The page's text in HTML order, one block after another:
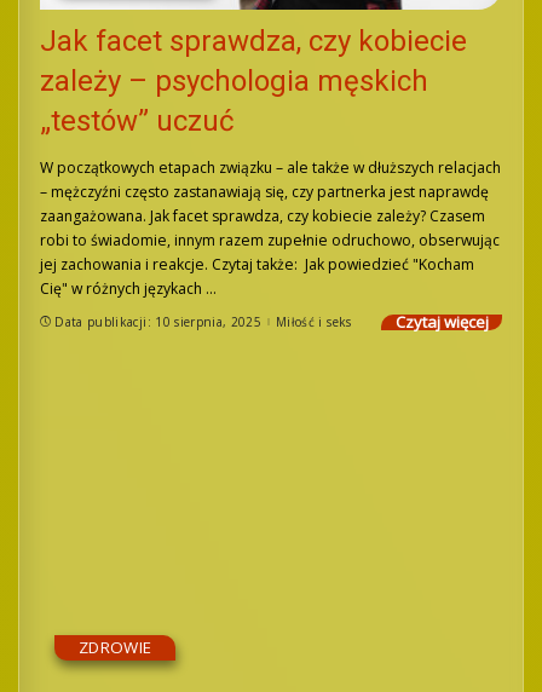
Jak facet sprawdza, czy kobiecie
zależy – psychologia męskich
„testów” uczuć
W początkowych etapach związku – ale także w dłuższych relacjach
– mężczyźni często zastanawiają się, czy partnerka jest naprawdę
zaangażowana. Jak facet sprawdza, czy kobiecie zależy? Czasem
robi to świadomie, innym razem zupełnie odruchowo, obserwując
jej zachowania i reakcje. Czytaj także: Jak powiedzieć "Kocham
Cię" w różnych językach ...
Data publikacji: 10 sierpnia, 2025 Miłość i seks Czytaj więcej
ZDROWIE